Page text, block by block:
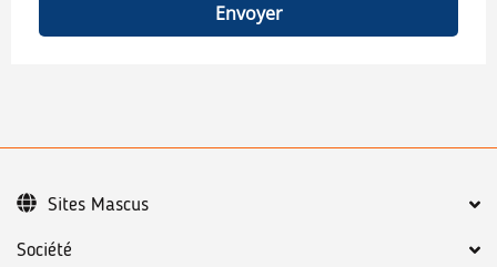
Envoyer
Société
Sites Mascus